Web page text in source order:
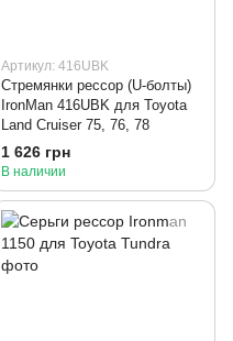
Артикул: 416UBK
Стремянки рессор (U-болты)
IronMan 416UBK для Toyota
Land Cruiser 75, 76, 78
1 626 грн
В наличии